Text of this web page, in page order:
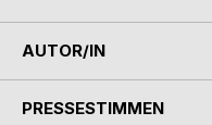
AUTOR/IN
PRESSESTIMMEN